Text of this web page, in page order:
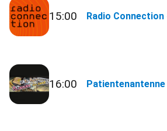
15:00 Radio Connection
16:00 Patientenantenne